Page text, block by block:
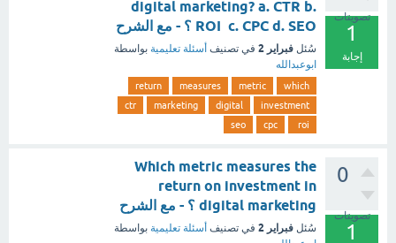
تصويتات
1
إجابة
digital marketing? a. CTR b.
ROI c. CPC d. SEO ؟ - مع الشرح
سُئل فبراير 2 في تصنيف أسئلة تعليمية بواسطة
ابوعبدالله
which
metric
measures
return
investment
digital
marketing
ctr
roi
cpc
seo
0
تصويتات
1
Which metric measures the
return on investment in
digital marketing ؟ - مع الشرح
سُئل فبراير 2 في تصنيف أسئلة تعليمية بواسطة